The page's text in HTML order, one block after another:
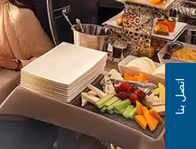
اتصل بنا